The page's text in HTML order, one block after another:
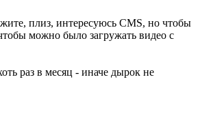
плиз, интересуюсь CMS, но чтобы
можно было загружать видео с
раз в месяц - иначе дырок не